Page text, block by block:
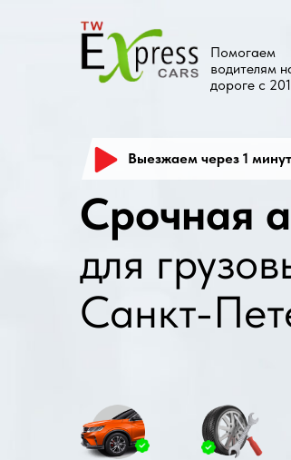
Эконом и
премиум авто
— обслужим всё
Честный
ремонтбез
лишнего.
Помогаем
водителям на
дороге с 2015г
Срочная
для
Санкт-